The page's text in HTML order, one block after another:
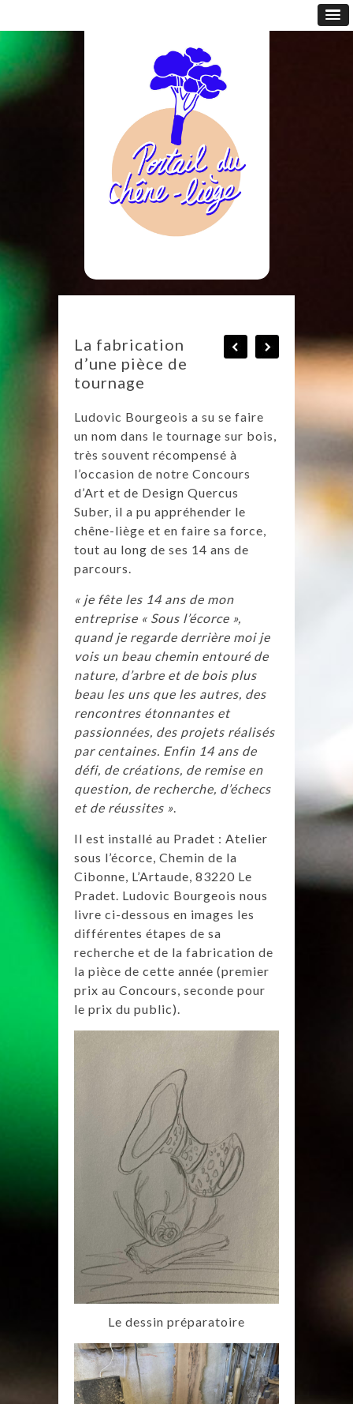
La fabrication
d’une pièce de
tournage
Ludovic Bourgeois a su se faire
un nom dans le tournage sur bois,
très souvent récompensé à
l’occasion de notre Concours
d’Art et de Design Quercus
Suber, il a pu appréhender le
chêne-liège et en faire sa force,
tout au long de ses 14 ans de
parcours.
« je fête les 14 ans de mon
entreprise « Sous l’écorce »,
quand je regarde derrière moi je
vois un beau chemin entouré de
nature, d’arbre et de bois plus
beau les uns que les autres, des
rencontres étonnantes et
passionnées, des projets réalisés
par centaines. Enfin 14 ans de
défi, de créations, de remise en
question, de recherche, d’échecs
et de réussites »
Il est installé au Pradet : Atelier
sous l’écorce, Chemin de la
Cibonne, L’Artaude, 83220 Le
Pradet. Ludovic Bourgeois nous
livre ci-dessous en images les
différentes étapes de sa
recherche et de la fabrication de
la pièce de cette année (premier
prix au Concours, seconde pour
le prix du public).
Le dessin préparatoire